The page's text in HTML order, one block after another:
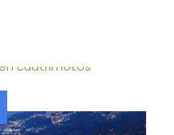
A MARAS,
HUAYPO –
SAGRADO